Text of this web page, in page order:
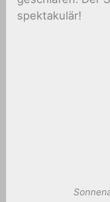
spektakulär!